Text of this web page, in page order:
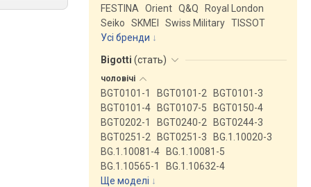
FESTINA
Orient Q&Q
Royal London
Seiko
SKMEI Swiss Military TISSOT
Усі бренди
Bigotti (стать)
чоловічі
BGT0101-1 BGT0101-2
BGT0101-3
BGT0101-4
BGT0107-5
BGT0150-4
BGT0202-1
BGT0240-2
BGT0244-3
BGT0251-2
BGT0251-3
BG.1.10020-3
BG.1.10081-4
BG.1.10081-5
BG.1.10565-1
BG.1.10632-4
Ще моделі ↓